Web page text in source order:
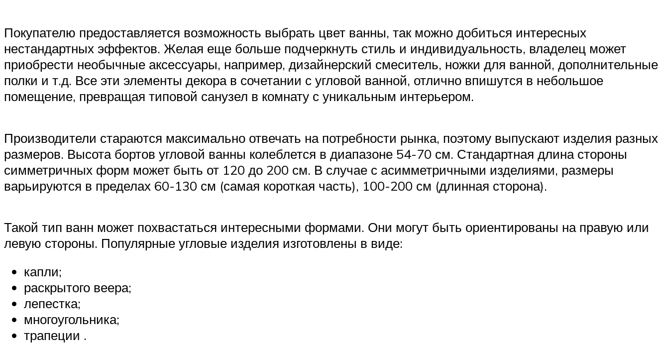
Покупателю предоставляется возможность выбрать цвет ванны, так можно добиться интересных
нестандартных эффектов. Желая еще больше подчеркнуть стиль и индивидуальность, владелец может
приобрести необычные аксессуары, например, дизайнерский смеситель, ножки для ванной, дополнительные
полки и т.д. Все эти элементы декора в сочетании с угловой ванной, отлично впишутся в небольшое
помещение, превращая типовой санузел в комнату с уникальным интерьером.
Производители стараются максимально отвечать на потребности рынка, поэтому выпускают изделия разных
размеров. Высота бортов угловой ванны колеблется в диапазоне 54-70 см. Стандартная длина стороны
симметричных форм может быть от 120 до 200 см. В случае с асимметричными изделиями, размеры
варьируются в пределах 60-130 см (самая короткая часть), 100-200 см (длинная сторона).
Такой тип ванн может похвастаться интересными формами. Они могут быть ориентированы на правую или
левую стороны. Популярные угловые изделия изготовлены в виде:
капли;
раскрытого веера;
лепестка;
многоугольника;
трапеции .